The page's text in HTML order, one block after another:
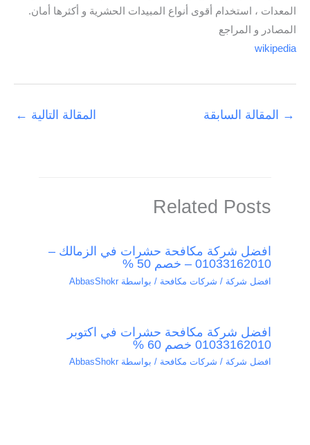
المعدات ، استخدام أقوى أنواع المبيدات الحشرية و أكثرها أمان.
المصادر و المراجع
wikipedia
→ المقالة السابقة المقالة التالية ←
Related Posts
افضل شركة مكافحة حشرات في الزمالك –
01033162010 – خصم 50 %
افضل شركة / شركات مكافحة / بواسطة AbbasShokr
افضل شركة مكافحة حشرات في اكتوبر
01033162010 خصم 60 %
افضل شركة / شركات مكافحة / بواسطة AbbasShokr